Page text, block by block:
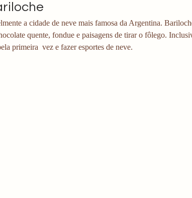
a cidade de neve mais famosa da Argentina.
quente, fondue e paisagens de tirar o fôlego.
primeira  vez e fazer esportes de neve.